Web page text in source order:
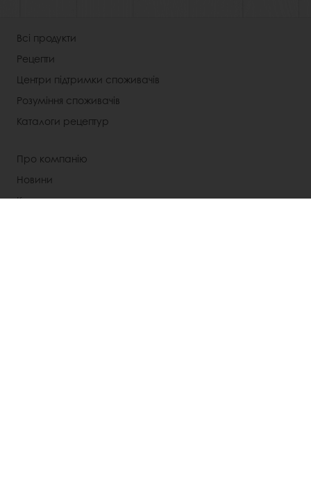
Всі продукти
Рецепти
Центри підтримки споживачів
Розуміння споживачів
Каталоги рецептур
Про компанію
Новини
Контакти